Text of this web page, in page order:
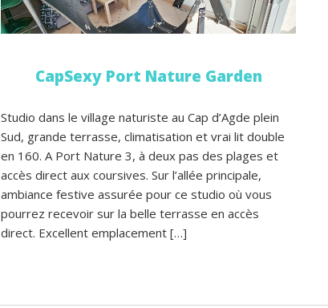
CapSexy Port Nature Garden
Studio dans le village naturiste au Cap d’Agde plein
Sud, grande terrasse, climatisation et vrai lit double
en 160. A Port Nature 3, à deux pas des plages et
accès direct aux coursives. Sur l’allée principale,
ambiance festive assurée pour ce studio où vous
pourrez recevoir sur la belle terrasse en accès
direct. Excellent emplacement […]